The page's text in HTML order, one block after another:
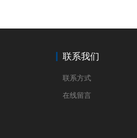
联系我们
联系方式
在线留言